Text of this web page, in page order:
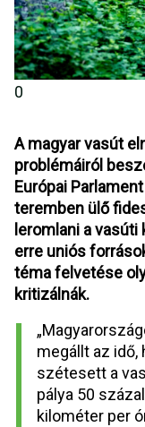
0
A magyar vasút
problémáiról
Európai
teremben ülő
leromlani a
erre uniós
téma felvetése
kritizálnák.
megállt az
szétesett a
pálya 50
kilométer per